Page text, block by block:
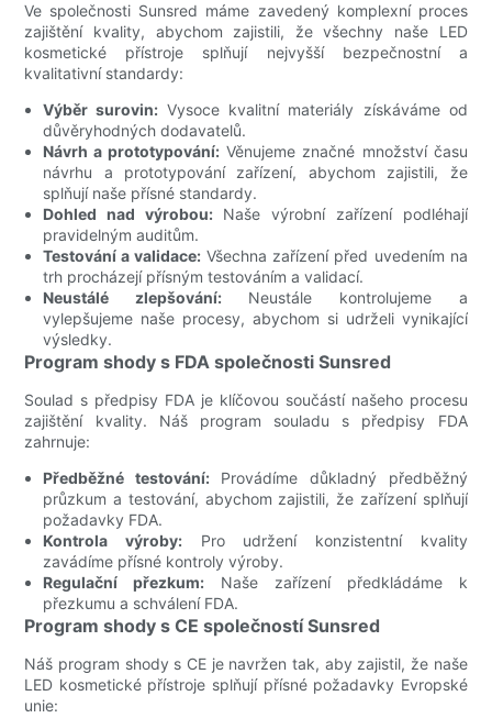
Ve společnosti Sunsred máme zavedený komplexní proces
zajištění kvality, abychom zajistili, že všechny naše LED
kosmetické přístroje splňují nejvyšší bezpečnostní a
kvalitativní standardy:
Výběr surovin: Vysoce kvalitní materiály získáváme od
důvěryhodných dodavatelů.
Návrh a prototypování: Věnujeme značné množství času
návrhu a prototypování zařízení, abychom zajistili, že
splňují naše přísné standardy.
Dohled nad výrobou:Naše výrobní zařízení podléhají
pravidelným auditům.
Testování a validace: Všechna zařízení před uvedením na
trh procházejí přísným testováním a validací.
Neustálé zlepšování:Neustále kontrolujeme a
vylepšujeme naše procesy, abychom si udrželi vynikající
výsledky.
Program shody s FDA společnosti Sunsred
Soulad s předpisy FDA je klíčovou součástí našeho procesu
zajištění kvality. Náš program souladu s předpisy FDA
zahrnuje:
Předběžné testování:Provádíme důkladný předběžný
průzkum a testování, abychom zajistili, že zařízení splňují
požadavky FDA.
Kontrola výroby:Pro udržení konzistentní kvality
zavádíme přísné kontroly výroby.
Regulační přezkum: Naše zařízení předkládáme k
přezkumu a schválení FDA.
Program shody s CE společností Sunsred
Náš program shody s CE je navržen tak, aby zajistil, že naše
LED kosmetické přístroje splňují přísné požadavky Evropské
unie: